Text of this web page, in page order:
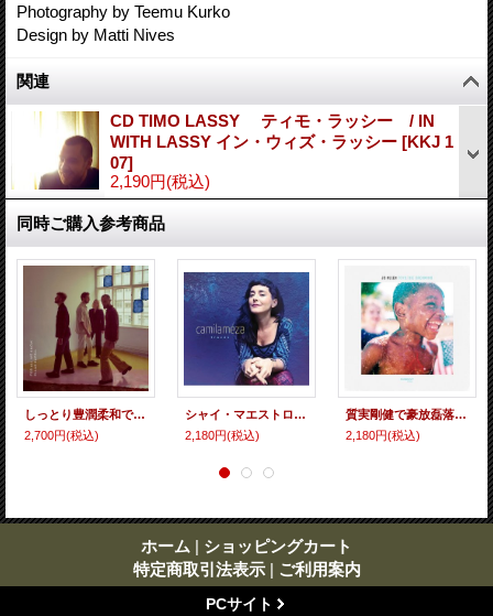
Photography by Teemu Kurko
Design by Matti Nives
関連
CD TIMO LASSY ティモ・ラッシー / IN
WITH LASSY イン・ウィズ・ラッシー [KKJ 1
07]
2,190円(税込)
同時ご購入参考商品
しっとり豊潤柔和でヒンヤリ爽涼な北欧流抒情派ヴォーカルのこれぞ真髄たる囁き歌唱が儚くも小粋に冴えた瑞々しさ抜群のクール・ドリーミー世界 CD ELLAS KAPELL feat. LOVISA JENNERVALL エラス・カペル / FOR ALL WE KNOW
2,700円(税込)
シャイ・マエストロ、マット・ペンマン参加 CD Camila Meza カミラ・メザ / Traces
2,180円(税込)
質実剛健で豪放磊落なドデカいスケールの重厚テナー咆哮が雄々しくも哀愁の唄心チラつく懐深い吟醸映えを見せた硬派サックス・トリオ会心打! CD JD ALLEN JD・アレン / TOYS / DIE DREAMING
2,180円(税込)
ホーム | ショッピングカート
特定商取引法表示 | ご利用案内
PCサイト